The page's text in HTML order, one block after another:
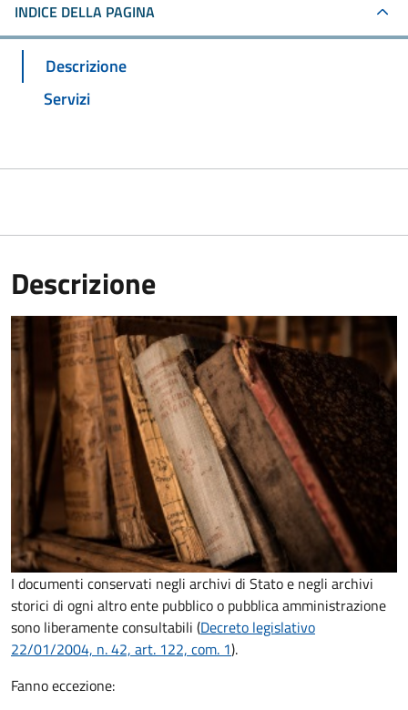
INDICE DELLA PAGINA
Descrizione
Servizi
Descrizione
I documenti conservati negli archivi di Stato e negli archivi
storici di ogni altro ente pubblico o pubblica amministrazione
sono liberamente consultabili (Decreto legislativo
22/01/2004, n. 42, art. 122, com. 1).
Fanno eccezione: